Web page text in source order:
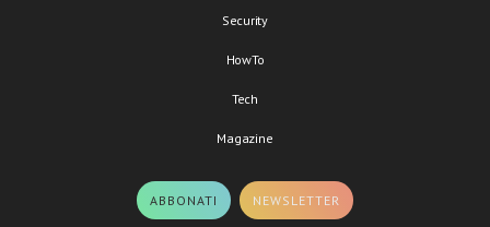
Security
HowTo
Tech
Magazine
ABBONATI NEWSLETTER